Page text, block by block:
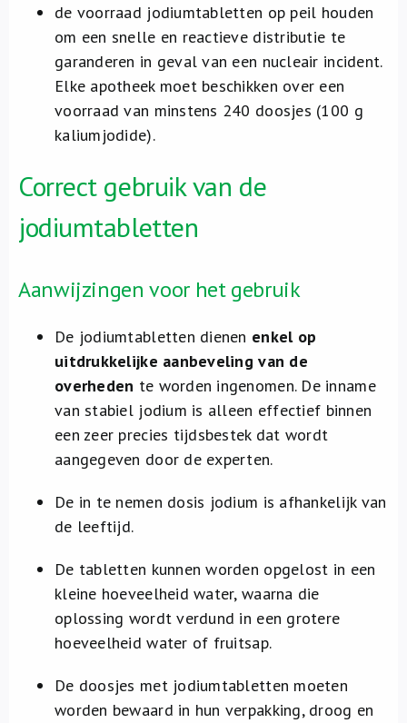
de voorraad jodiumtabletten op peil houden
om een snelle en reactieve distributie te
garanderen in geval van een nucleair incident.
Elke apotheek moet beschikken over een
voorraad van minstens 240 doosjes (100 g
kaliumjodide).
Correct gebruik van de
jodiumtabletten
Aanwijzingen voor het gebruik
De jodiumtabletten dienen enkel op
uitdrukkelijke aanbeveling van de
overheden te worden ingenomen. De inname
van stabiel jodium is alleen effectief binnen
een zeer precies tijdsbestek dat wordt
aangegeven door de experten.
De in te nemen dosis jodium is afhankelijk van
de leeftijd.
De tabletten kunnen worden opgelost in een
kleine hoeveelheid water, waarna die
oplossing wordt verdund in een grotere
hoeveelheid water of fruitsap.
De doosjes met jodiumtabletten moeten
worden bewaard in hun verpakking, droog en